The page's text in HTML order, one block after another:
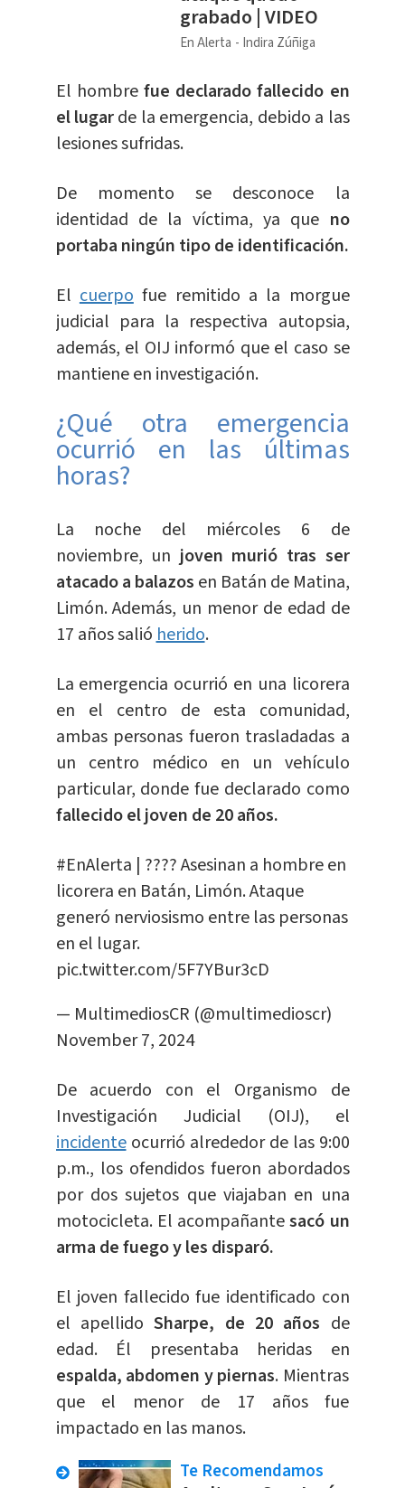
grabado | VIDEO
En Alerta Indira Zúñiga
El hombre fue declarado fallecido en
el lugarde la emergencia, debido a las
lesiones sufridas.
De momento se desconoce la
identidad de la víctima, ya que no
portaba ningún tipo de identificación.
Elcuerpo fue remitido a la morgue
judicial para la respectiva autopsia,
además, el OIJ informó que el caso se
mantiene en investigación.
¿Qué otra emergencia
ocurrió en las últimas
horas?
La noche del miércoles 6 de
noviembre, un joven murió tras ser
atacado a balazos en Batán de Matina,
Limón. Además, un menor de edad de
17 años salióherido.
La emergencia ocurrió en una licorera
en el centro de esta comunidad,
ambas personas fueron trasladadas a
un centro médico en un vehículo
particular, donde fue declarado como
fallecido el joven de 20 años.
#EnAlerta | ???? Asesinan a hombre en
licorera en Batán, Limón. Ataque
generó nerviosismo entre las personas
en el lugar.
pic.twitter.com/5F7YBur3cD
— MultimediosCR (@multimedioscr)
November 7, 2024
De acuerdo con el Organismo de
Investigación Judicial (OIJ), el
incidente ocurrió alrededor de las 9:00
p.m., los ofendidos fueron abordados
por dos sujetos que viajaban en una
motocicleta. El acompañantesacó un
arma de fuego y les disparó.
El joven fallecido fue identificado con
el apellidoSharpe, de 20 años de
edad. Él presentaba heridas en
espalda, abdomen y piernas. Mientras
que el menor de 17 años fue
impactado en las manos.
Te Recomendamos